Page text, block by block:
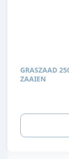
GRASZAAD 250GR VOLDOENDE OM RUIM 30M2 BIJ TE
ZAAIEN